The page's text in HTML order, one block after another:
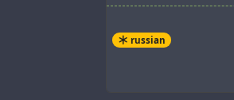
russian